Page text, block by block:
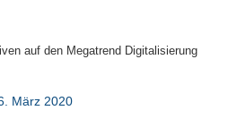
auf den Megatrend Digitalisierung
März 2020